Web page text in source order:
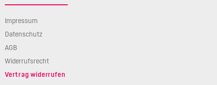
Impressum
Datenschutz
AGB
Widerrufsrecht
Vertrag widerrufen